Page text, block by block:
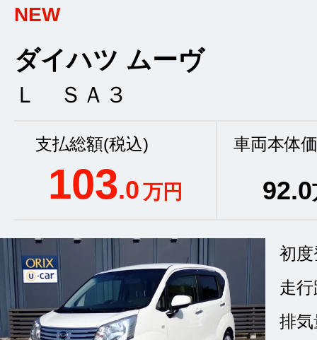
NEW
ダイハツ ムーヴ
Ｌ ＳＡ３
支払総額(税込)
103.0万円
車両本体
92.0
初
走
排気